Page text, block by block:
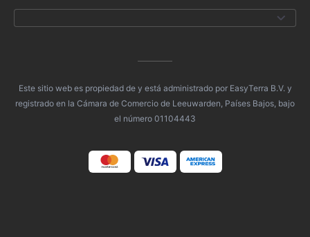
Este sitio web es propiedad de y está administrado por EasyTerra B.V. y
registrado en la Cámara de Comercio de Leeuwarden, Países Bajos, bajo
el número 01104443